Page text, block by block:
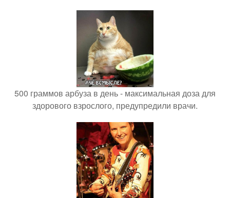
500 граммов арбуза в день - максимальная доза для
здорового взрослого, предупредили врачи.